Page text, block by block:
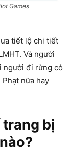
Games
tiết lộ chi tiết
Và người
người đi rừng có
nữa hay
trang bị